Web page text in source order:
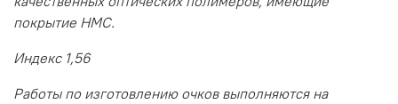
покрытие HMC.
Индекс 1,56
Работы по изготовлению очков выполняются на